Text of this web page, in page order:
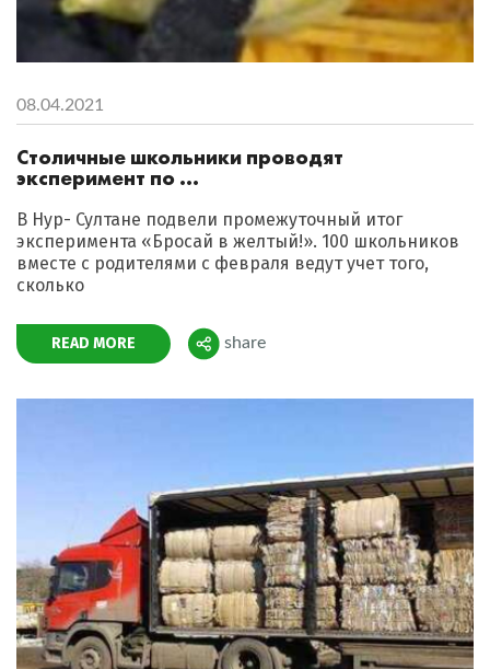
08.04.2021
Столичные школьники проводят
эксперимент по ...
В Нур- Султане подвели промежуточный итог
эксперимента «Бросай в желтый!». 100 школьников
вместе с родителями с февраля ведут учет того,
сколько
READ MORE Поделиться
share